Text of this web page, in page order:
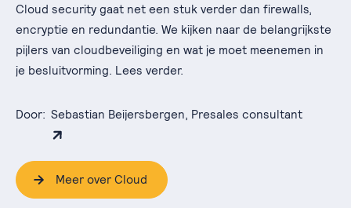
Cloud security gaat net een stuk verder dan firewalls,
encryptie en redundantie. We kijken naar de belangrijkste
pijlers van cloudbeveiliging en wat je moet meenemen in
je besluitvorming. Lees verder.
Door: Sebastian Beijersbergen, Presales consultant
Meer over Cloud